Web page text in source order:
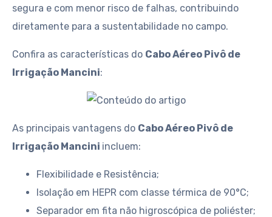
segura e com menor risco de falhas, contribuindo
diretamente para a sustentabilidade no campo.
Confira as características do Cabo Aéreo Pivô de
Irrigação Mancini:
As principais vantagens do Cabo Aéreo Pivô de
Irrigação Mancini incluem:
Flexibilidade e Resistência;
Isolação em HEPR com classe térmica de 90°C;
Separador em fita não higroscópica de poliéster;